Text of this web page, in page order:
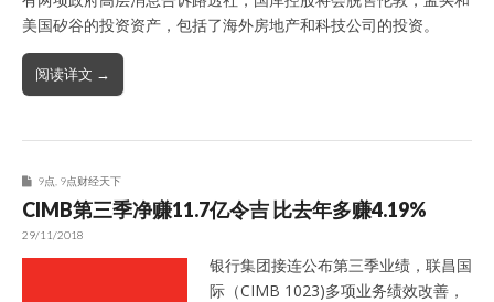
美国矽谷的投资资产，包括了海外房地产和科技公司的投资。
阅读详文 →
9点 9点财经天下
CIMB第三季净赚11.7亿令吉 比去年多赚4.19%
29/11/2018
银行集团接连公布第三季业绩，联昌国
际（CIMB 1023)多项业务绩效改善，